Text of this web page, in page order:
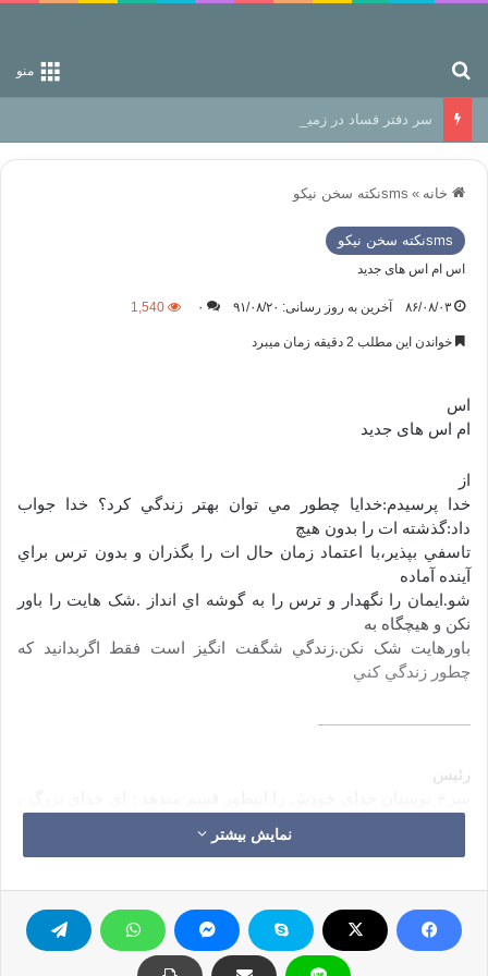
منو
سر دفتر فساد در زمین‌، دوری وکناره‌گیری از راه خداست‌!
خانه » smsنكته سخن نيكو
smsنكته سخن نيكو
اس ام اس های جدید
۸۶/۰۸/۰۳ آخرین به روز رسانی: ۹۱/۰۸/۲۰ ۰ 1,540
خواندن این مطلب 2 دقیقه زمان میبرد
اس
ام اس های جدید
از
خدا پرسيدم:خدايا چطور مي توان بهتر زندگي کرد؟ خدا جواب
داد:گذشته ات را بدون هيچ
تاسفي بپذير،با اعتماد زمان حال ات را بگذران و بدون ترس براي
آينده آماده
شو.ايمان را نگهدار و ترس را به گوشه اي انداز .شک هايت را باور
نکن و هيچگاه به
باورهايت شک نکن.زندگي شگفت انگيز است فقط اگربدانيد که
چطور زندگي کني
—————————-
رئيس
وقت خواستم در مورد راه رفتن ديگري قضاوت کنم قدري با
—————————-
نمایش بیشتر